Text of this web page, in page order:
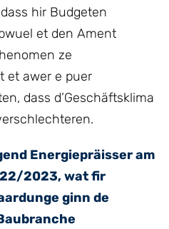
hir Budgeten
et den Ament
ze
et awer e puer
dass d’Geschäftsklima
Energiepräisser am
2023, wat fir
ginn de